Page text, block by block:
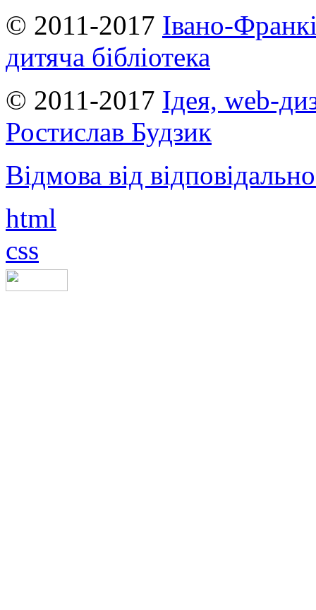
© 2011-2017 Івано-
дитяча бібліотека
© 2011-2017 Ідея, web-
Ростислав Будзик
Відмова від
html
css